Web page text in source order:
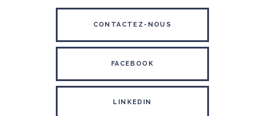
CONTACTEZ-NOUS
FACEBOOK
LINKEDIN